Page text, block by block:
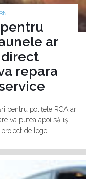
ar
repara
pentru polițele RCA ar
va putea apoi să își
de lege.